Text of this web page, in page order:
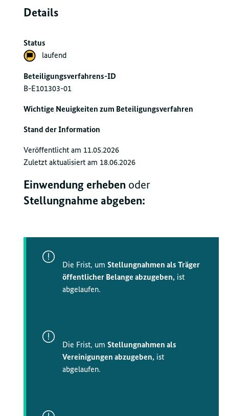
Details
Status
laufend
Beteiligungsverfahrens-ID
B-E101303-01
Wichtige Neuigkeiten zum Beteiligungsverfahren
Stand der Information
Veröffentlicht am 11.05.2026
Zuletzt aktualisiert am 18.06.2026
Einwendung erheben oder
Stellungnahme abgeben:
Die Frist, um Stellungnahmen als Träger
öffentlicher Belange abzugeben,ist
abgelaufen.
Die Frist, um Stellungnahmen als
Vereinigungen abzugeben,ist
abgelaufen.